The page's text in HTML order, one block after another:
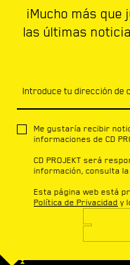
¡Mucho más
las últimas
Introduce tu dirección de
Me gustaría recibir
informaciones de CD
CD PROJEKT será
información, consulta la
Esta página web está
Política de Privacidad y